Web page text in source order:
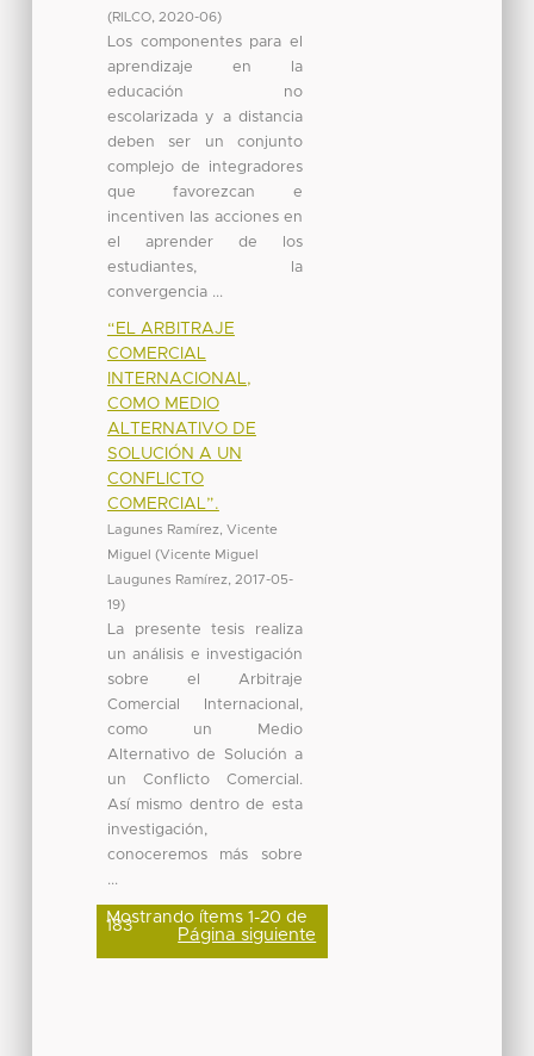
(RILCO, 2020-06)
Los componentes para el
aprendizaje en la
educación no
escolarizada y a distancia
deben ser un conjunto
complejo de integradores
que favorezcan e
incentiven las acciones en
el aprender de los
estudiantes, la
convergencia ...
“EL ARBITRAJE
COMERCIAL
INTERNACIONAL,
COMO MEDIO
ALTERNATIVO DE
SOLUCIÓN A UN
CONFLICTO
COMERCIAL”.
Lagunes Ramírez, Vicente
Miguel
(Vicente Miguel
Laugunes Ramírez, 2017-05-
19)
La presente tesis realiza
un análisis e investigación
sobre el Arbitraje
Comercial Internacional,
como un Medio
Alternativo de Solución a
un Conflicto Comercial.
Así mismo dentro de esta
investigación,
conoceremos más sobre
...
Mostrando ítems 1-20 de
183 Página siguiente